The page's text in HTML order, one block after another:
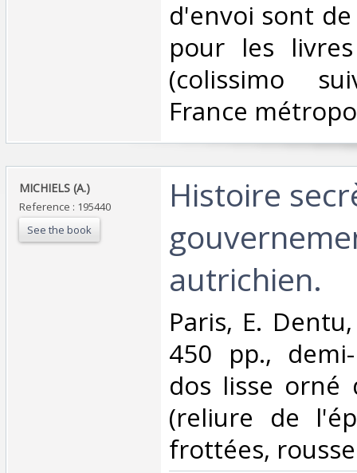
d'envoi sont
pour les
(colissimo
France
‎MICHIELS (A.)‎
Reference : 195440
See the book
‎Histoire
autrichien.‎
‎Paris, E.
450 pp.,
dos lisse orné
(reliure de
frottées,